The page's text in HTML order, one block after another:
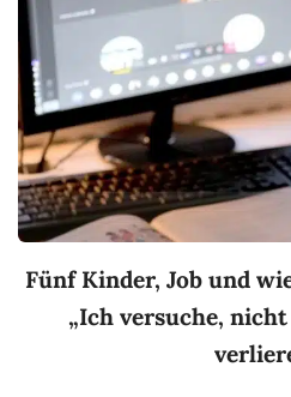
Fünf Kinder, Job und
„Ich versuche,